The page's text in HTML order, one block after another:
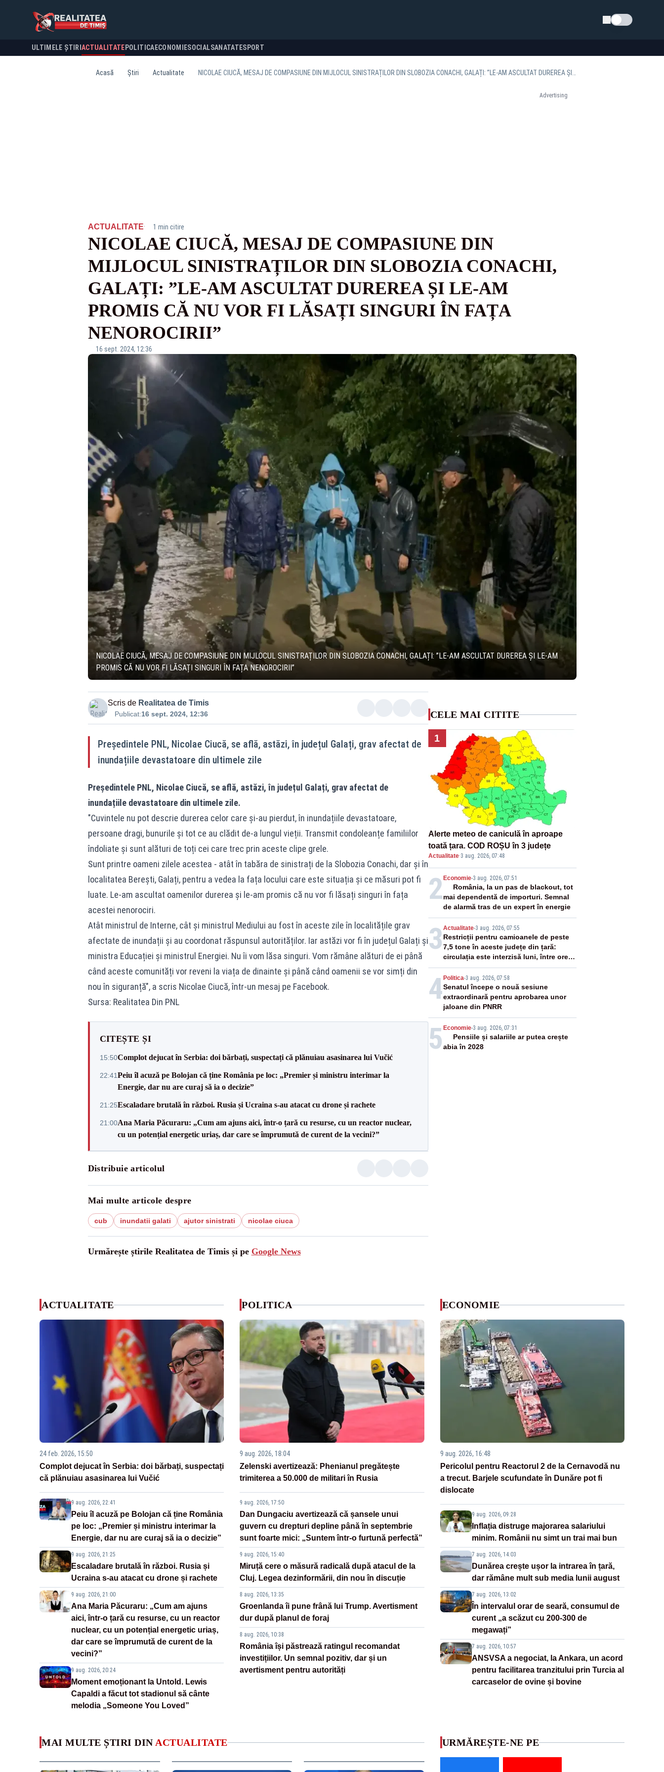
Schimba tema
ULTIMELE ȘTIRI ACTUALITATE POLITICA ECONOMIESOCIALSANATATESPORT
Acasă Știri Actualitate
Advertising
ACTUALITATE· 1 min citire
NICOLAE CIUCĂ, MESAJ DE COMPASIUNE DIN
MIJLOCUL SINISTRAȚILOR DIN SLOBOZIA CONACHI,
GALAȚI: ”LE-AM ASCULTAT DUREREA ȘI LE-AM
PROMIS CĂ NU VOR FI LĂSAȚI SINGURI ÎN FAȚA
NENOROCIRII”
16 sept. 2024, 12:36
NICOLAE CIUCĂ, MESAJ DE COMPASIUNE DIN MIJLOCUL SINISTRAȚILOR DIN SLOBOZIA CONACHI, GALAȚI: ”LE-AM ASCULTAT DUREREA ȘI LE-AM
PROMIS CĂ NU VOR FI LĂSAȚI SINGURI ÎN FAȚA NENOROCIRII”
Scris de Realitatea de Timis
Publicat:16 sept. 2024, 12:36
Președintele PNL, Nicolae Ciucă, se află, astăzi, în județul Galați, grav afectat de
inundațiile devastatoare din ultimele zile
Președintele PNL, Nicolae Ciucă, se află, astăzi, în județul Galați, grav afectat de
inundațiile devastatoare din ultimele zile.
"Cuvintele nu pot descrie durerea celor care și-au pierdut, în inundațiile devastatoare,
persoane dragi, bunurile și tot ce au clădit de-a lungul vieții. Transmit condoleanțe familiilor
îndoliate și sunt alături de toți cei care trec prin aceste clipe grele.
Sunt printre oameni zilele acestea - atât în tabăra de sinistrați de la Slobozia Conachi, dar și în
localitatea Berești, Galați, pentru a vedea la fața locului care este situația și ce măsuri pot fi
luate. Le-am ascultat oamenilor durerea și le-am promis că nu vor fi lăsați singuri în fața
acestei nenorociri.
Atât ministrul de Interne, cât și ministrul Mediului au fost în aceste zile în localitățile grav
afectate de inundații și au coordonat răspunsul autorităților. Iar astăzi vor fi în județul Galați și
ministra Educației și ministrul Energiei. Nu îi vom lăsa singuri. Vom rămâne alături de ei până
când aceste comunități vor reveni la viața de dinainte și până când oamenii se vor simți din
nou în siguranță", a scris Nicolae Ciucă, într-un mesaj pe Facebook.
Sursa: Realitatea Din PNL
CITEȘTE ȘI
15:50Complot dejucat în Serbia: doi bărbați, suspectați că plănuiau asasinarea lui Vučić
22:41Peiu îl acuză pe Bolojan că ține România pe loc: „Premier și ministru interimar la
Energie, dar nu are curaj să ia o decizie”
21:25Escaladare brutală în război. Rusia și Ucraina s-au atacat cu drone și rachete
21:00Ana Maria Păcuraru: „Cum am ajuns aici, într-o țară cu resurse, cu un reactor nuclear,
cu un potențial energetic uriaș, dar care se împrumută de curent de la vecini?”
Distribuie articolul
Mai multe articole despre
cub inundatii galati ajutor sinistrati nicolae ciuca
Urmărește știrile Realitatea de Timis și pe Google News
CELE MAI CITITE
1
Alerte meteo de caniculă în aproape
toată țara. COD ROȘU în 3 județe
Actualitate·3 aug. 2026, 07:48
2 Economie-3 aug. 2026, 07:51
România, la un pas de blackout, tot
mai dependentă de importuri. Semnal
de alarmă tras de un expert în energie
3 Actualitate-3 aug. 2026, 07:55
Restricții pentru camioanele de peste
7,5 tone în aceste județe din țară:
circulația este interzisă luni, între orele
12:00 și 20:00
4 Politica-3 aug. 2026, 07:58
Senatul începe o nouă sesiune
extraordinară pentru aprobarea unor
jaloane din PNRR
5 Economie-3 aug. 2026, 07:31
Pensiile și salariile ar putea crește
abia în 2028
ACTUALITATE
24 feb. 2026, 15:50
Complot dejucat în Serbia: doi bărbați, suspectați
că plănuiau asasinarea lui Vučić
9 aug. 2026, 22:41
Peiu îl acuză pe Bolojan că ține România
pe loc: „Premier și ministru interimar la
Energie, dar nu are curaj să ia o decizie”
9 aug. 2026, 21:25
Escaladare brutală în război. Rusia și
Ucraina s-au atacat cu drone și rachete
9 aug. 2026, 21:00
Ana Maria Păcuraru: „Cum am ajuns
aici, într-o țară cu resurse, cu un reactor
nuclear, cu un potențial energetic uriaș,
dar care se împrumută de curent de la
vecini?”
9 aug. 2026, 20:24
Moment emoționant la Untold. Lewis
Capaldi a făcut tot stadionul să cânte
melodia „Someone You Loved”
POLITICA
9 aug. 2026, 18:04
Zelenski avertizează: Phenianul pregătește
trimiterea a 50.000 de militari în Rusia
9 aug. 2026, 17:50
Dan Dungaciu avertizează că șansele unui
guvern cu drepturi depline până în septembrie
sunt foarte mici: „Suntem într-o furtună perfectă”
9 aug. 2026, 15:40
Miruță cere o măsură radicală după atacul de la
Cluj. Legea dezinformării, din nou în discuție
8 aug. 2026, 13:35
Groenlanda îi pune frână lui Trump. Avertisment
dur după planul de foraj
8 aug. 2026, 10:38
România își păstrează ratingul recomandat
investițiilor. Un semnal pozitiv, dar și un
avertisment pentru autorități
ECONOMIE
9 aug. 2026, 16:48
Pericolul pentru Reactorul 2 de la Cernavodă nu
a trecut. Barjele scufundate în Dunăre pot fi
dislocate
9 aug. 2026, 09:28
Inflația distruge majorarea salariului
minim. Românii nu simt un trai mai bun
7 aug. 2026, 14:03
Dunărea crește ușor la intrarea în țară,
dar rămâne mult sub media lunii august
7 aug. 2026, 13:02
În intervalul orar de seară, consumul de
curent „a scăzut cu 200-300 de
megawați”
7 aug. 2026, 10:57
ANSVSA a negociat, la Ankara, un acord
pentru facilitarea tranzitului prin Turcia al
carcaselor de ovine și bovine
MAI MULTE ȘTIRI DIN ACTUALITATE URMĂREȘTE-NE PE